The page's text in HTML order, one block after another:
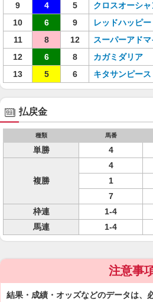
9
4 5 クロスオーシャ
10
6 9 レッドハッピー
11
8 12 スーパーアド
12
6 8 カガミダリア
13
5 6 キタサンピース
払戻金
種類 馬番
単勝 4
複勝
4
1
7
枠連
1-4
馬連
1-4
注意事
結果・成績・オッズなどのデータは、